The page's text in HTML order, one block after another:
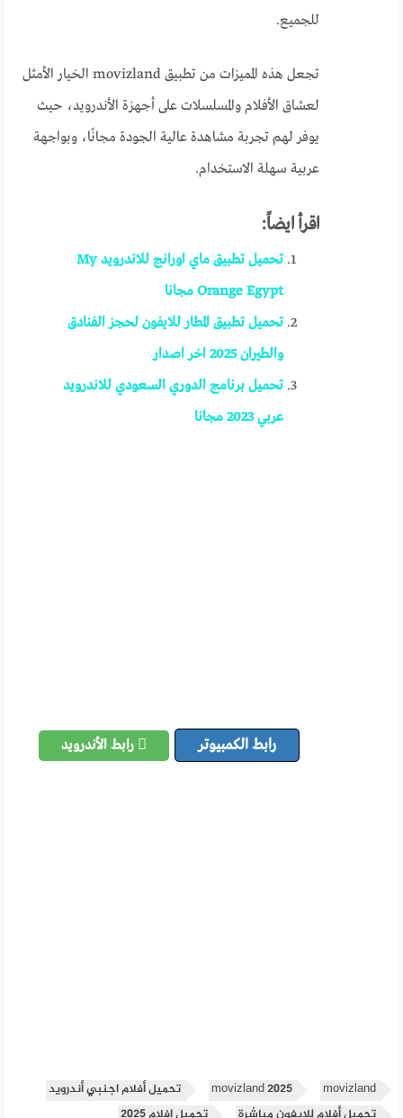
للجميع.
تجعل هذه المميزات من تطبيق movizland الخيار الأمثل
لعشاق الأفلام والمسلسلات على أجهزة الأندرويد، حيث
يوفر لهم تجربة مشاهدة عالية الجودة مجانًا، وبواجهة
عربية سهلة الاستخدام.
اقرأ ايضاً:
تحميل تطبيق ماي اورانج للاندرويد My
Orange Egypt مجانا
تحميل تطبيق المطار للايفون لحجز الفنادق
والطيران 2025 اخر اصدار
تحميل برنامج الدوري السعودي للاندرويد
عربي 2023 مجانا
رابط الكمبيوتر رابط الأندرويد
movizland
movizland 2025
تحميل أفلام اجنبي أندرويد